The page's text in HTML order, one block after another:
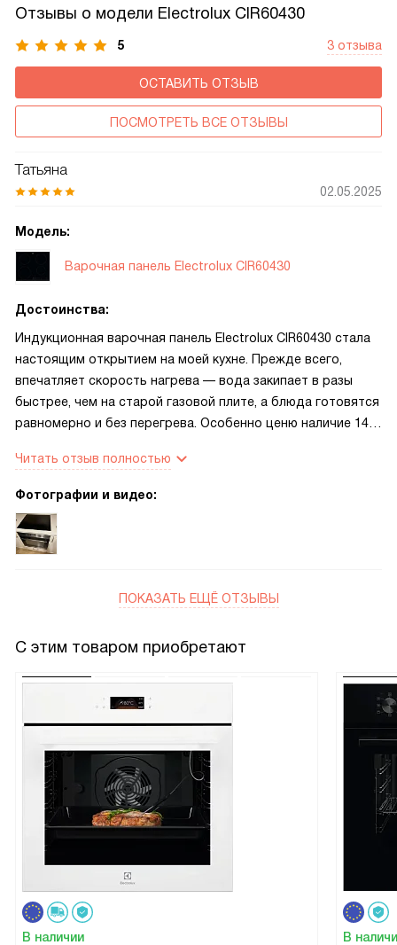
Отзывы о модели Electrolux CIR60430
5 3 отзыва
ОСТАВИТЬ ОТЗЫВ
ПОСМОТРЕТЬ ВСЕ ОТЗЫВЫ
Татьяна
02.05.2025
Модель:
Варочная панель Electrolux CIR60430
Достоинства:
Индукционная варочная панель Electrolux CIR60430 стала
настоящим открытием на моей кухне. Прежде всего,
впечатляет скорость нагрева — вода закипает в разы
быстрее, чем на старой газовой плите, а блюда готовятся
равномерно и без перегрева. Особенно ценю наличие 14
приготовлении — от томления соусов на минимальном
огне до интенсивного обжаривания. Управление
функция блокировки панели — настоящая находка для
семей с детьми. Ещё один важный плюс — стильный и
легко чистится, не царапается при аккуратном
Читать отзыв полностью
Фотографии и видео:
ПОКАЗАТЬ ЕЩЁ ОТЗЫВЫ
С этим товаром приобретают
В наличии В